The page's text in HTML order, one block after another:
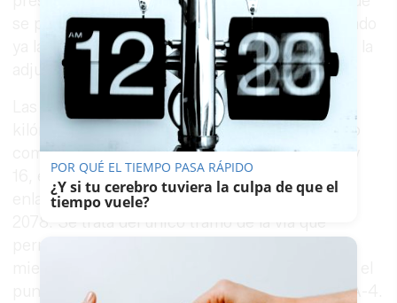
se presentaron 24 licitadores, y se le ha solicitado
ya la documentación necesaria para proceder a la
adjudicación definitiva.
Las obras supondrán el desdoble de seis
kilómetros de la A-491, concretamente el tramo
comprendido entre los puntos kilométricos 10 y
16, en el término municipal de Rota, entre el
enlace de Rota y la glorieta del cruce con la A-
2078. Se trata del único tramo de la vía que
permanece con una sola calzada y dos carriles,
punto kilométrico 16 hasta su conexión con la A-4.
POR QUÉ EL TIEMPO PASA RÁPIDO
¿Y si tu cerebro tuviera la culpa de que el
tiempo vuele?